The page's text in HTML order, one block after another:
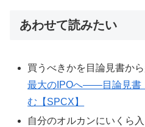
あわせて読みたい
買うべきかを目論見書か
最大のIPOへ——目論見書
む【SPCX】
自分のオルカンにいくら